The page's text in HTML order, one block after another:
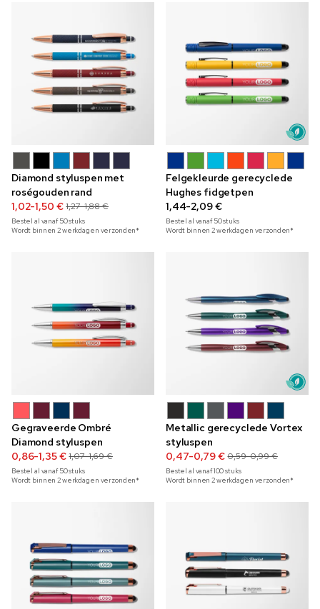
Diamond styluspen met
roségouden rand
1,02-1,50 € 1,27-1,88 €
Bestel al vanaf50stuks
Wordt binnen 2 werkdagen verzonden*
Felgekleurde gerecyclede
Hughes fidgetpen
1,44-2,09 €
Bestel al vanaf50stuks
Wordt binnen 2 werkdagen verzonden*
Gegraveerde Ombré
Diamond styluspen
0,86-1,35 € 1,07-1,69 €
Bestel al vanaf50stuks
Wordt binnen 2 werkdagen verzonden*
Metallic gerecyclede Vortex
styluspen
0,47-0,79 € 0,59-0,99 €
Bestel al vanaf100stuks
Wordt binnen 2 werkdagen verzonden*